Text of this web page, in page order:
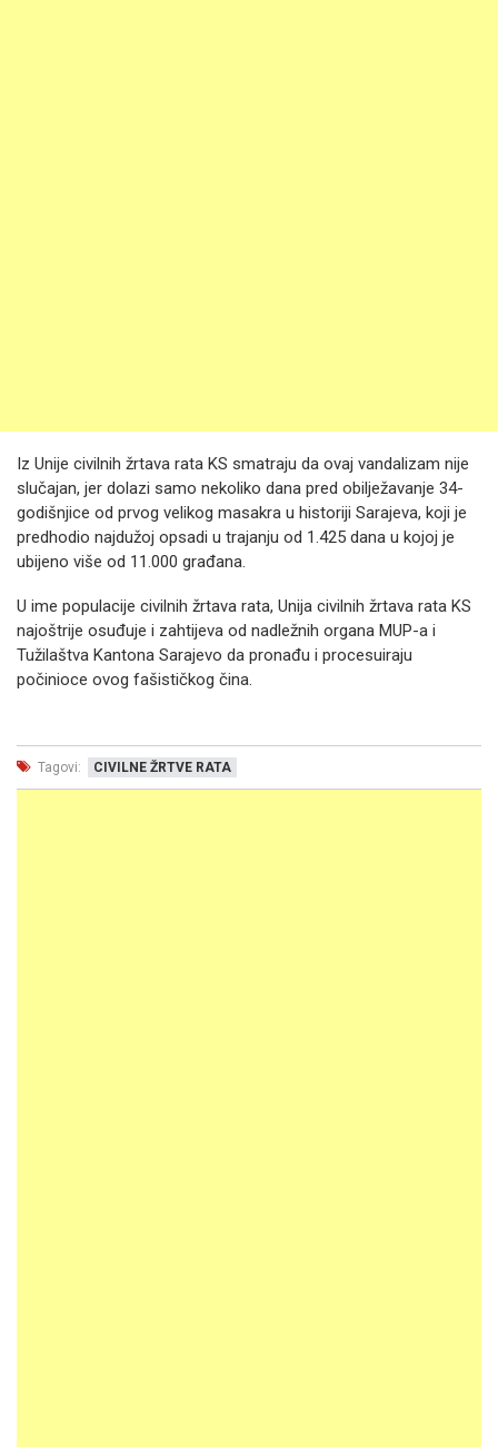
Iz Unije civilnih žrtava rata KS smatraju da ovaj vandalizam nije
slučajan, jer dolazi samo nekoliko dana pred obilježavanje 34-
godišnjice od prvog velikog masakra u historiji Sarajeva, koji je
predhodio najdužoj opsadi u trajanju od 1.425 dana u kojoj je
ubijeno više od 11.000 građana.
U ime populacije civilnih žrtava rata, Unija civilnih žrtava rata KS
najoštrije osuđuje i zahtijeva od nadležnih organa MUP-a i
Tužilaštva Kantona Sarajevo da pronađu i procesuiraju
počinioce ovog fašističkog čina.
Tagovi: CIVILNE ŽRTVE RATA